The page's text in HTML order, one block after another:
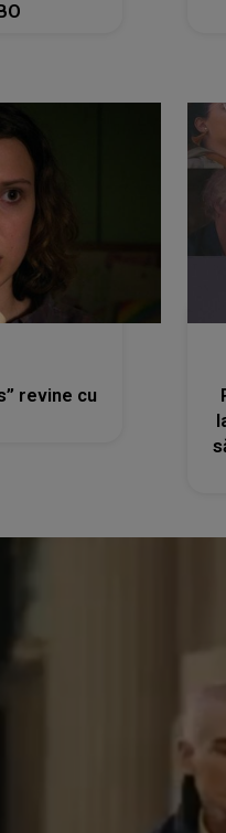
revine cu